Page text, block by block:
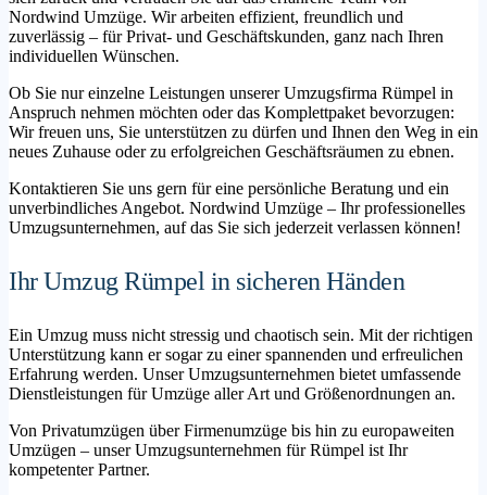
Nordwind Umzüge. Wir arbeiten effizient, freundlich und
zuverlässig – für Privat- und Geschäftskunden, ganz nach Ihren
individuellen Wünschen.
Ob Sie nur einzelne Leistungen unserer Umzugsfirma Rümpel in
Anspruch nehmen möchten oder das Komplettpaket bevorzugen:
Wir freuen uns, Sie unterstützen zu dürfen und Ihnen den Weg in ein
neues Zuhause oder zu erfolgreichen Geschäftsräumen zu ebnen.
Kontaktieren Sie uns gern für eine persönliche Beratung und ein
unverbindliches Angebot. Nordwind Umzüge – Ihr professionelles
Umzugsunternehmen, auf das Sie sich jederzeit verlassen können!
Ihr Umzug Rümpel in sicheren Händen
Ein Umzug muss nicht stressig und chaotisch sein. Mit der richtigen
Unterstützung kann er sogar zu einer spannenden und erfreulichen
Erfahrung werden. Unser Umzugsunternehmen bietet umfassende
Dienstleistungen für Umzüge aller Art und Größenordnungen an.
Von Privatumzügen über Firmenumzüge bis hin zu europaweiten
Umzügen – unser Umzugsunternehmen für Rümpel ist Ihr
kompetenter Partner.